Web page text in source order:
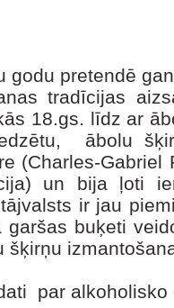
godu pretendē
tradīcijas
18.gs. līdz ar
ābolu
(Charles-
un bija ļoti
ir jau
garšas buķeti
šķirņu
par